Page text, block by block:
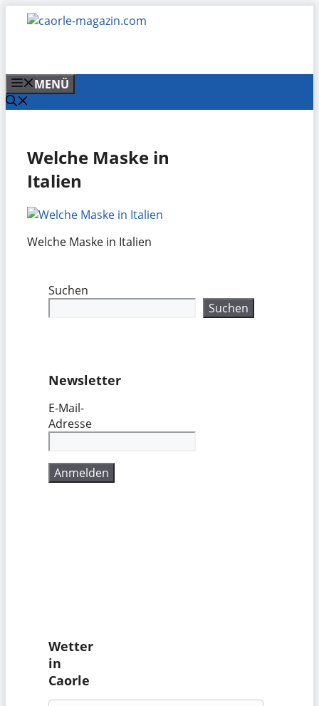
Zum
Inhalt
MENÜ
Welche Maske in
Italien
Welche Maske in Italien
Suchen
Suchen
Newsletter
E-Mail-
Adresse
Wetter
in
Caorle